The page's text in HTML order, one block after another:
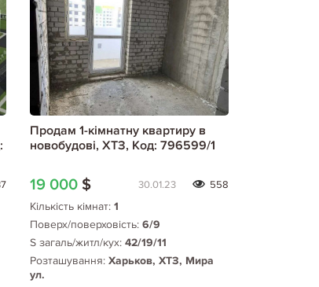
Продам 1-кімнатну квартиру в
новобудові, ХТЗ, Код: 796599/1
19 000 $ 30.01.23 558
Кількість кімнат: 1
Поверх/поверховість: 6/9
S загаль/житл/кух: 42/19/11
Розташування: Харьков, ХТЗ, Мира
ул.